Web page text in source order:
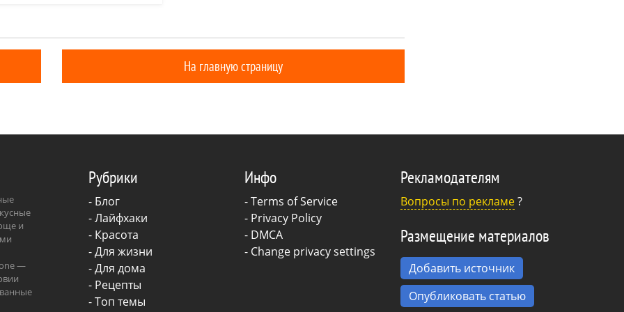
На главную страницу
и
—
Рубрики
- Блог
-Лайфхаки
- Красота
-Для жизни
-Для дома
- Рецепты
- Топ темы
Инфо
-Terms of Service
- Privacy Policy
- DMCA
- Change privacy settings
Рекламодателям
Вопросы по рекламе?
Размещение материалов
Добавить источник
Опубликовать статью